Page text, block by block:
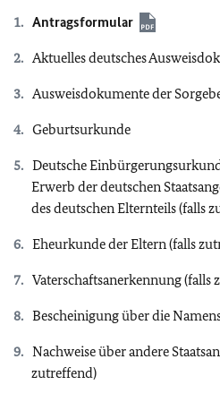
Antragsformular
Aktuelles deutsches
Ausweisdokumente der
Geburtsurkunde
Deutsche
Erwerb der deutschen
des deutschen Elternteils (falls
Eheurkunde der Eltern (falls
Vaterschaftsanerkennung (falls
Bescheinigung über die
Nachweise über andere
zutreffend)